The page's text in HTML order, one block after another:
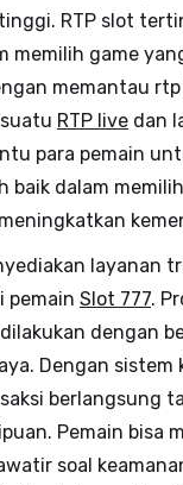
RTP slot
memilih game
memantau
RTP live dan
para pemain
baik dalam
layanan
pemain Slot 777.
dengan
Dengan sistem
berlangsung
Pemain bisa
soal